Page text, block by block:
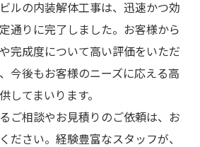
ルの内装解体工事は、迅速かつ効
通りに完了しました。お客様から
完成度について高い評価をいただ
今後もお客様のニーズに応える高
してまいります。
ご相談やお見積りのご依頼は、お
ださい。経験豊富なスタッフが、